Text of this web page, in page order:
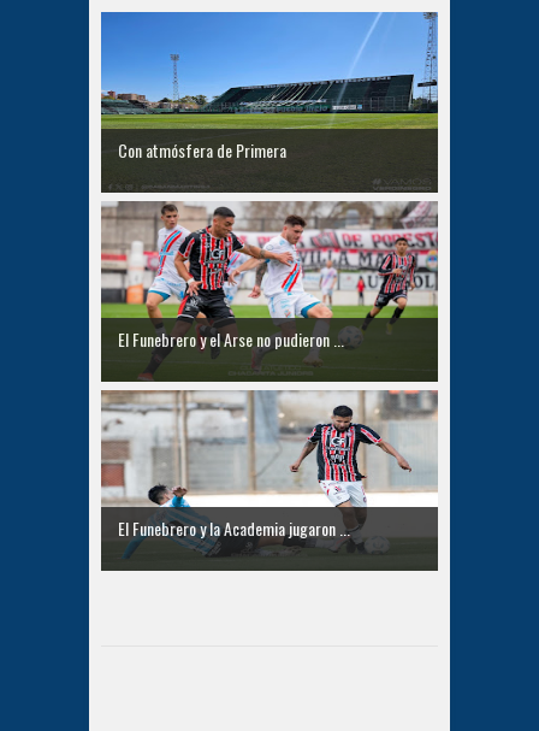
Con atmósfera de Primera
El Funebrero y el Arse no pudieron ...
El Funebrero y la Academia jugaron ...